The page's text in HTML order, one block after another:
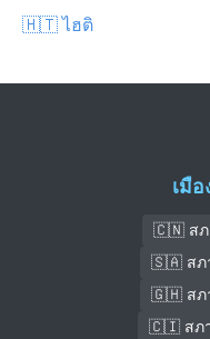
🇭🇹 ไฮติ
เมื
🇨🇳 สภ
🇸🇦 สภ
🇬🇭 สภา
🇨🇮 สภา